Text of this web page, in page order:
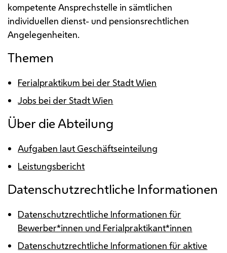
kompetente Ansprechstelle in sämtlichen
individuellen dienst- und pensionsrechtlichen
Angelegenheiten.
Themen
Ferialpraktikum bei der Stadt Wien
Jobs bei der Stadt Wien
Über die Abteilung
Aufgaben laut Geschäftseinteilung
Leistungsbericht
Datenschutzrechtliche Informationen
Datenschutzrechtliche Informationen für
Bewerber*innen und Ferialpraktikant*innen
Datenschutzrechtliche Informationen für aktive